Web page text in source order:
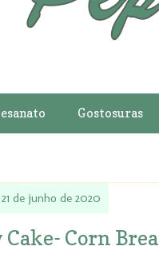
Gostosuras
21 de junho de 2020
Cake- Corn